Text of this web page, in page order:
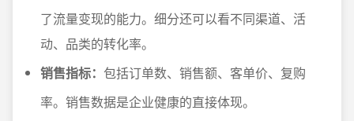
了流量变现的能力。细分还可以看不同渠道、活
动、品类的转化率。
销售指标： 包括订单数、销售额、客单价、复购
率。销售数据是企业健康的直接体现。